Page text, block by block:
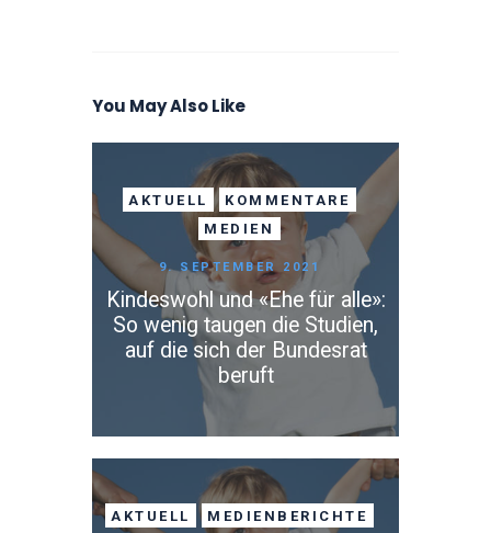
You May Also Like
AKTUELL
KOMMENTARE
MEDIEN
9. SEPTEMBER 2021
Kindeswohl und «Ehe für alle»:
So wenig taugen die Studien,
auf die sich der Bundesrat
beruft
AKTUELL MEDIENBERICHTE